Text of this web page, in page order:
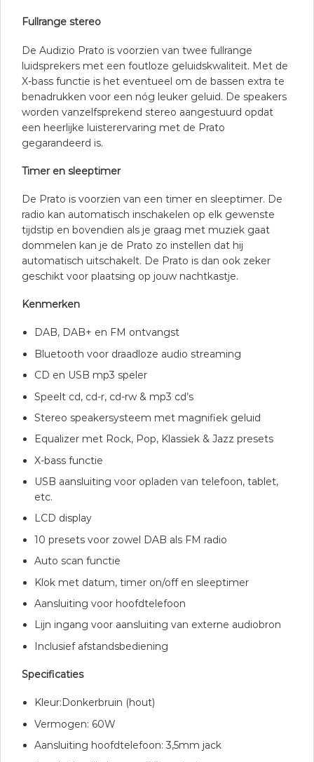
Fullrange stereo
De Audizio Prato is voorzien van twee fullrange
luidsprekers met een foutloze geluidskwaliteit. Met de
X-bass functie is het eventueel om de bassen extra te
benadrukken voor een nóg leuker geluid. De speakers
worden vanzelfsprekend stereo aangestuurd opdat
een heerlijke luisterervaring met de Prato
gegarandeerd is.
Timer en sleeptimer
De Prato is voorzien van een timer en sleeptimer. De
radio kan automatisch inschakelen op elk gewenste
tijdstip en bovendien als je graag met muziek gaat
dommelen kan je de Prato zo instellen dat hij
automatisch uitschakelt. De Prato is dan ook zeker
geschikt voor plaatsing op jouw nachtkastje.
Kenmerken
DAB, DAB+ en FM ontvangst
Bluetooth voor draadloze audio streaming
CD en USB mp3 speler
Speelt cd, cd-r, cd-rw & mp3 cd’s
Stereo speakersysteem met magnifiek geluid
Equalizer met Rock, Pop, Klassiek & Jazz presets
X-bass functie
USB aansluiting voor opladen van telefoon, tablet,
etc.
LCD display
10 presets voor zowel DAB als FM radio
Auto scan functie
Klok met datum, timer on/off en sleeptimer
Aansluiting voor hoofdtelefoon
Lijn ingang voor aansluiting van externe audiobron
Inclusief afstandsbediening
Specificaties
Kleur:Donkerbruin (hout)
Vermogen: 60W
Aansluiting hoofdtelefoon: 3,5mm jack